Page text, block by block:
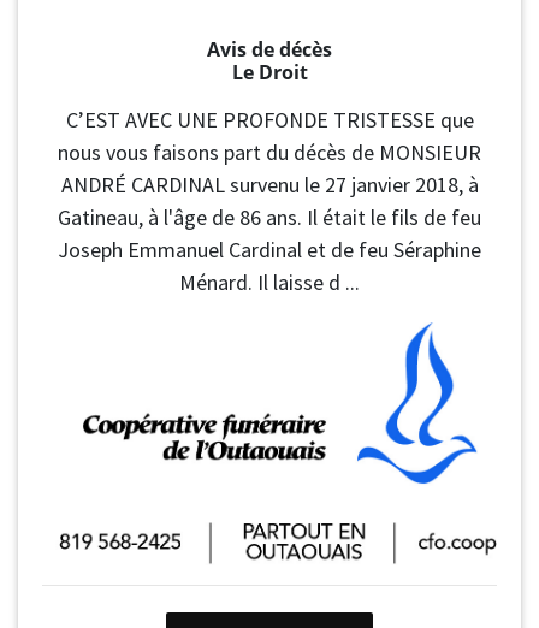
Avis de décès
Le Droit
C’EST AVEC UNE PROFONDE TRISTESSE que
nous vous faisons part du décès de MONSIEUR
ANDRÉ CARDINAL survenu le 27 janvier 2018, à
Gatineau, à l'âge de 86 ans. Il était le fils de feu
Joseph Emmanuel Cardinal et de feu Séraphine
Ménard. Il laisse d ...